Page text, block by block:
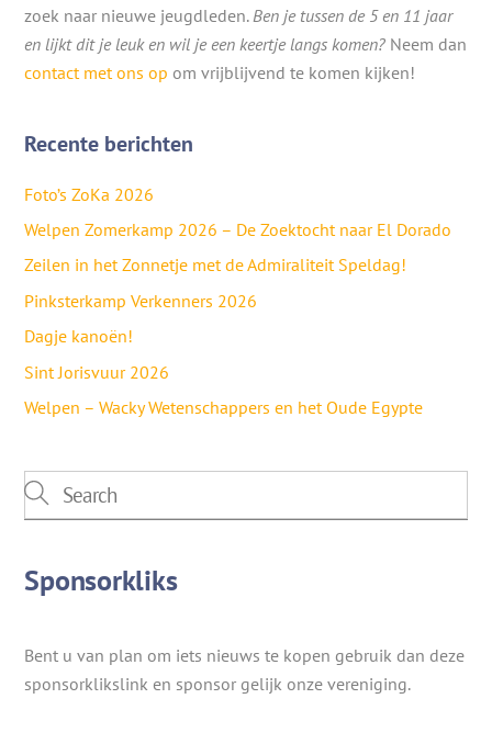
zoek naar nieuwe jeugdleden.Ben je tussen de 5 en 11 jaar
en lijkt dit je leuk en wil je een keertje langs komen? Neem dan
contact met ons op om vrijblijvend te komen kijken!
Recente berichten
Foto’s ZoKa 2026
Welpen Zomerkamp 2026 – De Zoektocht naar El Dorado
Zeilen in het Zonnetje met de Admiraliteit Speldag!
Pinksterkamp Verkenners 2026
Dagje kanoën!
Sint Jorisvuur 2026
Welpen – Wacky Wetenschappers en het Oude Egypte
Sponsorkliks
Bent u van plan om iets nieuws te kopen gebruik dan deze
sponsorklikslink en sponsor gelijk onze vereniging.